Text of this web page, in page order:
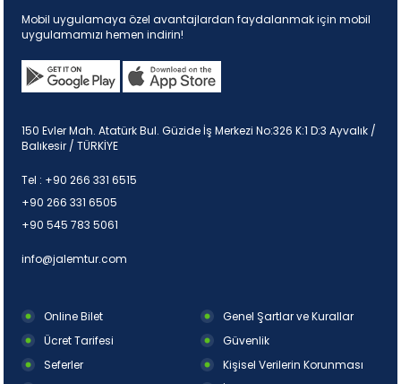
Mobil uygulamaya özel avantajlardan faydalanmak için mobil
uygulamamızı hemen indirin!
150 Evler Mah. Atatürk Bul. Güzide İş Merkezi No:326 K:1 D:3 Ayvalık /
Balıkesir / TÜRKİYE
Tel : +90 266 331 6515
+90 266 331 6505
+90 545 783 5061
info@jalemtur.com
Online Bilet
Ücret Tarifesi
Seferler
Genel Şartlar ve Kurallar
Güvenlik
Kişisel Verilerin Korunması